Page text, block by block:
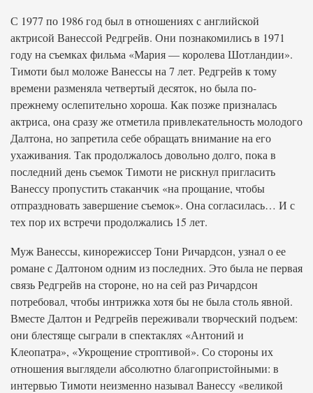
С 1977 по 1986 год был в отношениях с английской
актрисой Ванессой Редгрейв. Они познакомились в 1971
году на съемках фильма «Мария — королева Шотландии».
Тимоти был моложе Ванессы на 7 лет. Редгрейв к тому
времени разменяла четвертый десяток, но была по-
прежнему ослепительно хороша. Как позже призналась
актриса, она сразу же отметила привлекательность молодого
Далтона, но запретила себе обращать внимание на его
ухаживания. Так продолжалось довольно долго, пока в
последний день съемок Тимоти не рискнул пригласить
Ванессу пропустить стаканчик «на прощание, чтобы
отпраздновать завершение съемок». Она согласилась… И с
тех пор их встречи продолжались 15 лет.
Муж Ванессы, кинорежиссер Тони Ричардсон, узнал о ее
романе с Далтоном одним из последних. Это была не первая
связь Редгрейв на стороне, но на сей раз Ричардсон
потребовал, чтобы интрижка хотя бы не была столь явной.
Вместе Далтон и Редгрейв переживали творческий подъем:
они блестяще сыграли в спектаклях «Антоний и
Клеопатра», «Укрощение строптивой». Со стороны их
отношения выглядели абсолютно благопристойными: в
интервью Тимоти неизменно называл Ванессу «великой